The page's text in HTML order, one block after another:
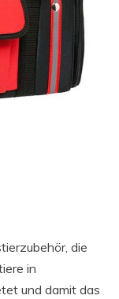
die
in
und damit das